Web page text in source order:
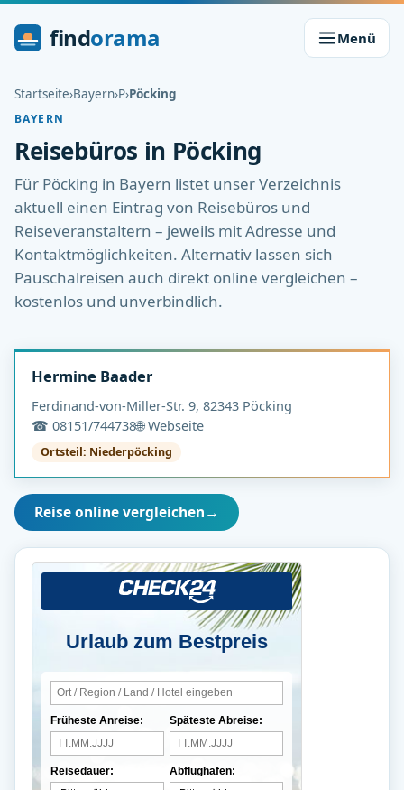
findorama Menü
Startseite›Bayern›P›Pöcking
BAYERN
Reisebüros in Pöcking
Für Pöcking in Bayern listet unser Verzeichnis
aktuell einen Eintrag von Reisebüros und
Reiseveranstaltern – jeweils mit Adresse und
Kontaktmöglichkeiten. Alternativ lassen sich
Pauschalreisen auch direkt online vergleichen –
kostenlos und unverbindlich.
Hermine Baader
Ferdinand-von-Miller-Str. 9, 82343 Pöcking
☎ 08151/744738🌐 Webseite
Ortsteil: Niederpöcking
Reise online vergleichen→
Urlaub zum Bestpreis
Früheste Anreise:
Reisedauer:
Späteste Abreise:
Abflughafen: